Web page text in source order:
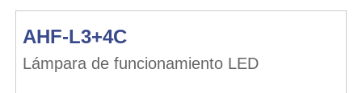
AHF-L3+4C
Lámpara de funcionamiento LED